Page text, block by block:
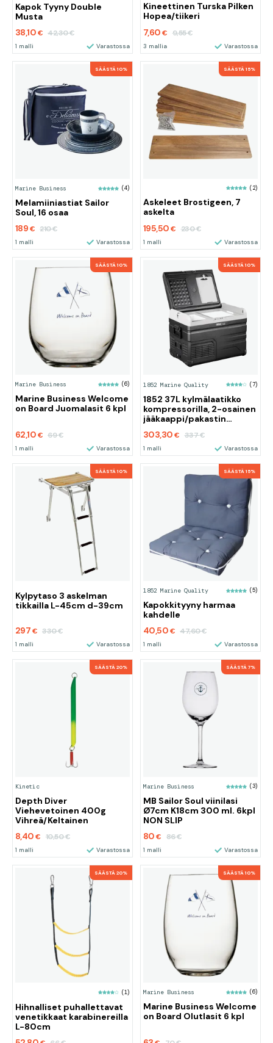
Kapok Tyyny Double
Musta
38,10 € 42,30€
1 malli Varastossa
Kineettinen Turska Pilken
Hopea/tiikeri
7,60€ 9,55€
3 mallia Varastossa
SÄÄSTÄ 10%
Marine Business (4)
Melamiiniastiat Sailor
Soul, 16 osaa
189 € 210€
1 malli Varastossa
SÄÄSTÄ 15%
(2)
Askeleet Brostigeen, 7
askelta
195,50€ 230€
1 malli Varastossa
SÄÄSTÄ 10%
Marine Business (6)
Marine Business Welcome
on Board Juomalasit 6 kpl
62,10 € 69€
1 malli Varastossa
SÄÄSTÄ 10%
1852 Marine Quality (7)
1852 37L kylmälaatikko
kompressorilla, 2-osainen
jääkaappi/pakastin
303,30€ 337€
1 malli Varastossa
SÄÄSTÄ 10%
Kylpytaso 3 askelman
tikkailla L-45cm d-39cm
297 € 330€
1 malli Varastossa
SÄÄSTÄ 15%
1852 Marine Quality (5)
Kapokkityyny harmaa
kahdelle
40,50 € 47,60€
1 malli Varastossa
SÄÄSTÄ 20%
Kinetic
Depth Diver
Viehevetoinen 400g
Vihreä/Keltainen
8,40€ 10,50€
1 malli Varastossa
SÄÄSTÄ 7%
Marine Business (3)
MB Sailor Soul viinilasi
Ø7cm K18cm 300 ml. 6kpl
NON SLIP
80€ 86€
1 malli Varastossa
SÄÄSTÄ 20%
(1)
Hihnalliset puhallettavat
venetikkaat karabinereilla
L-80cm
SÄÄSTÄ 10%
Marine Business (6)
Marine Business Welcome
on Board Olutlasit 6 kpl